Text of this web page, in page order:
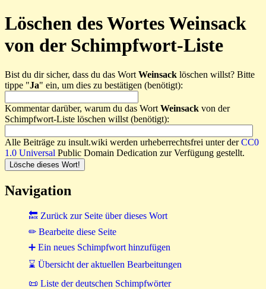
Löschen des Wortes Weinsack
von der Schimpfwort-Liste
Bist du dir sicher, dass du das Wort Weinsack löschen willst? Bitte
tippe "Ja" ein, um dies zu bestätigen (benötigt):
Kommentar darüber, warum du das Wort Weinsack von der
Schimpfwort-Liste löschen willst (benötigt):
Alle Beiträge zu insult.wiki werden urheberrechtsfrei unter derCC0
1.0 Universal Public Domain Dedication zur Verfügung gestellt.
Navigation
🔙 Zurück zur Seite über dieses Wort
✏ Bearbeite diese Seite
➕ Ein neues Schimpfwort hinzufügen
⌛ Übersicht der aktuellen Bearbeitungen
📜 Liste der deutschen Schimpfwörter